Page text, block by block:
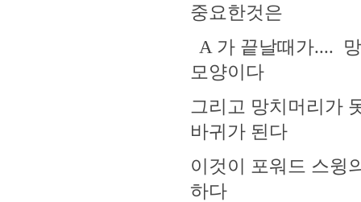
중요한것은
A 가 끝날때가....
모양이다
그리고 망치머리가
바귀가 된다
이것이 포워드 스윙
하다